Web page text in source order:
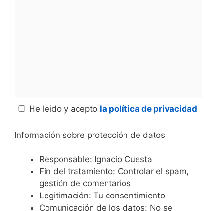
He leido y acepto la política de privacidad
Información sobre protección de datos
Responsable: Ignacio Cuesta
Fin del tratamiento: Controlar el spam,
gestión de comentarios
Legitimación: Tu consentimiento
Comunicación de los datos: No se